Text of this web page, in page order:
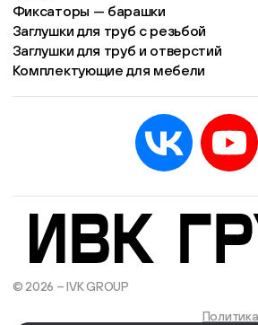
Фиксаторы — барашки
Заглушки для труб с резьбой
Заглушки для труб и отверстий
Комплектующие для мебели
© 2026 – IVK GROUP
Есть учётная запись?